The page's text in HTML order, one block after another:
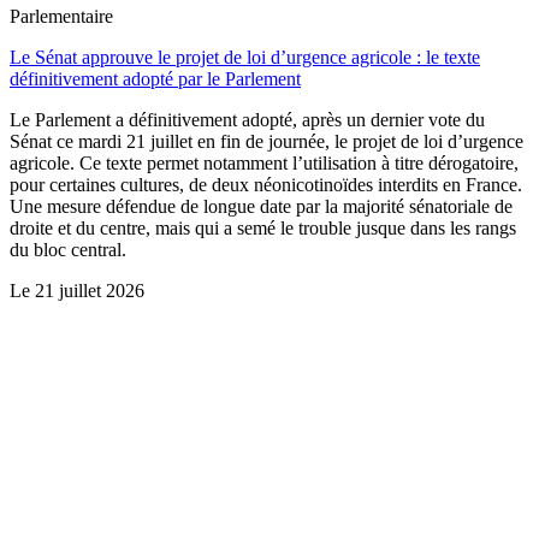
Parlementaire
Le Sénat approuve le projet de loi d’urgence agricole : le texte
définitivement adopté par le Parlement
Le Parlement a définitivement adopté, après un dernier vote du
Sénat ce mardi 21 juillet en fin de journée, le projet de loi d’urgence
agricole. Ce texte permet notamment l’utilisation à titre dérogatoire,
pour certaines cultures, de deux néonicotinoïdes interdits en France.
Une mesure défendue de longue date par la majorité sénatoriale de
droite et du centre, mais qui a semé le trouble jusque dans les rangs
du bloc central.
Le 21 juillet 2026